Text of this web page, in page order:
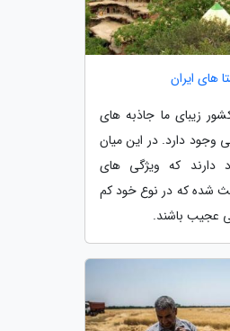
های ایران
زیبای ما جاذبه های
وجود دارد. در این میان
دارند که ویژگی های
شده که در نوع خود کم
عجیب باشند.